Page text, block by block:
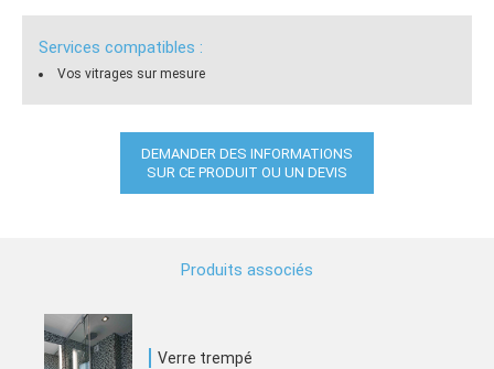
Services compatibles :
Vos vitrages sur mesure
DEMANDER DES INFORMATIONS
SUR CE PRODUIT OU UN DEVIS
Produits associés
Verre trempé